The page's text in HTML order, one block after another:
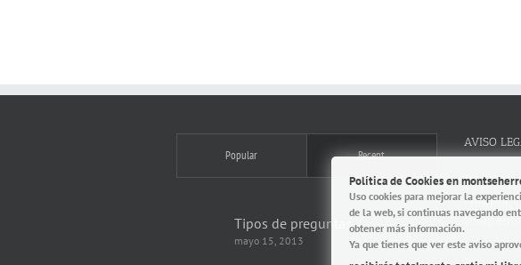
Popular Recent
Tipos de preguntas
mayo 15, 2013
AVISO
El
Herrera,
Política de Cookies en
Uso cookies para mejorar la
de la web, si continuas navegando
obtener más información.
Ya que tienes que ver este aviso